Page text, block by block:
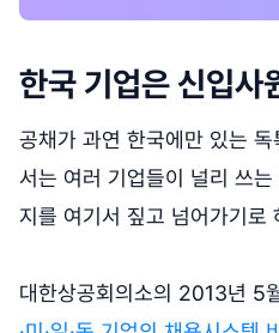
한국 기업은 신입사
공채가 과연 한국에만 있는
서는 여러 기업들이 널리 쓰
지를 여기서 짚고 넘어가기로
대한상공회의소의 2013년 5